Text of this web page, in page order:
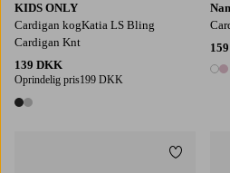
KIDS ONLY
Cardigan kogKatia LS Bling
Cardigan Knt
139 DKK
Oprindelig pris199 DKK
2 farver
2
Tilføj til